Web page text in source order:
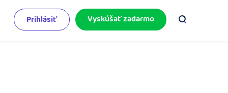
Prihlásiť Vyskúšať zadarmo